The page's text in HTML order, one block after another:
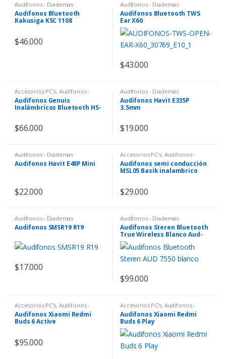
Audifonos - Diademas
Audifonos Bluetooth
Kakusiga KSC 1108
$46.000
Audifonos - Diademas
Audifonos Bluetooth TWS
Ear X60
$43.000
Accesorios PC's, Audifonos -
Diademas
Audifonos Genuis
Inalámbricos Bluetooth HS-
$66.000
Audifonos - Diademas
Audifonos Havit E335P
3.5mm
$19.000
Audifonos - Diademas
Audifonos Havit E48P Mini
$22.000
Accesorios PC's, Audifonos -
Diademas
Audifonos semi conducción
MSL05 Basik inalambrico
$29.000
Audifonos - Diademas
Audifonos SMSR19 R19
$17.000
Audifonos - Diademas
Audífonos Steren Bluetooth
True Wireless Blanco Aud-
7550
$99.000
Accesorios PC's, Audifonos -
Diademas
Audifonos Xiaomi Redmi
Buds 6 Active
$95.000
Accesorios PC's, Audifonos -
Diademas
Audifonos Xiaomi Redmi
Buds 6 Play